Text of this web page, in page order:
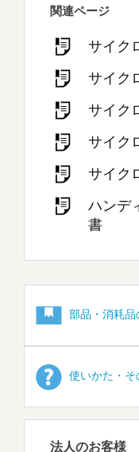
関連ページ
サイク
サイク
サイク
サイク
サイク
ハンデ
書
部品・消耗品
使いかた・
法人のお客様